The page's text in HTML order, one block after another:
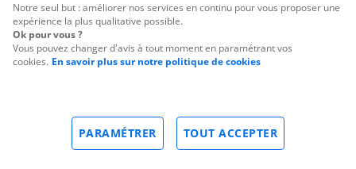
Notre seul but : améliorer nos services en continu pour vous proposer une
expérience la plus qualitative possible.
Ok pour vous ?
Vous pouvez changer d'avis à tout moment en paramétrant vos
cookies. En savoir plus sur notre politique de cookies
TOUT ACCEPTER
PARAMÉTRER